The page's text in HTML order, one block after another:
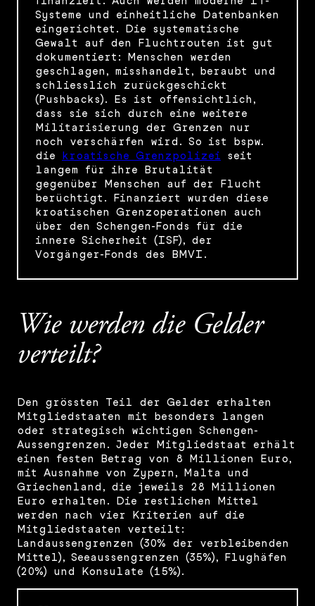
Systeme und einheitliche Datenbanken
eingerichtet. Die systematische
Gewalt auf den Fluchtrouten ist gut
dokumentiert: Menschen werden
geschlagen, misshandelt, beraubt und
schliesslich zurückgeschickt
(Pushbacks). Es ist offensichtlich,
dass sie sich durch eine weitere
Militarisierung der Grenzen nur
noch verschärfen wird. So ist bspw.
die kroatische Grenzpolizei seit
langem für ihre Brutalität
gegenüber Menschen auf der Flucht
berüchtigt. Finanziert wurden diese
kroatischen Grenzoperationen auch
über den Schengen-Fonds für die
innere Sicherheit (ISF), der
Vorgänger-Fonds des BMVI.
Wie werden die Gelder
verteilt?
Den grössten Teil der Gelder erhalten
Mitgliedstaaten mit besonders langen
oder strategisch wichtigen Schengen-
Aussengrenzen. Jeder Mitgliedstaat erhält
einen festen Betrag von 8 Millionen Euro,
mit Ausnahme von Zypern, Malta und
Griechenland, die jeweils 28 Millionen
Euro erhalten. Die restlichen Mittel
werden nach vier Kriterien auf die
Mitgliedstaaten verteilt:
Landaussengrenzen (30% der verbleibenden
Mittel), Seeaussengrenzen (35%), Flughäfen
(20%) und Konsulate (15%).